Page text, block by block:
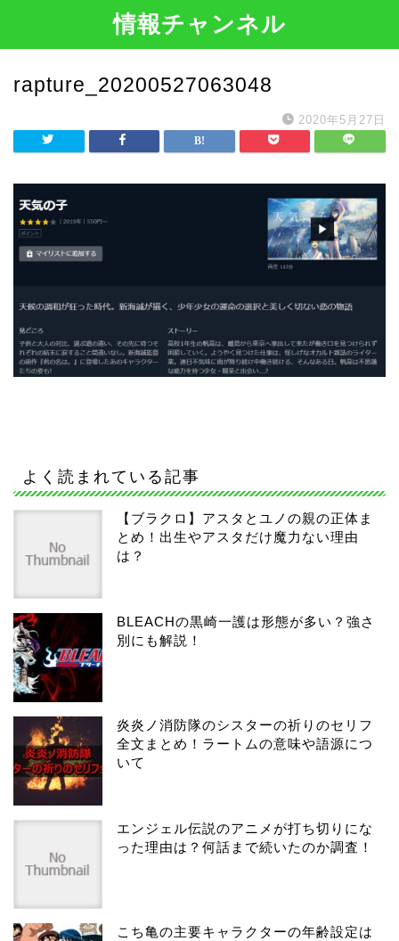
情報チャンネル
rapture_20200527063048
2020年5月27日
よく読まれている記事
【ブラクロ】アスタとユノの親の正体ま
とめ！出生やアスタだけ魔力ない理由
は？
BLEACHの黒崎一護は形態が多い？強さ
別にも解説！
炎炎ノ消防隊のシスターの祈りのセリフ
全文まとめ！ラートムの意味や語源につ
いて
エンジェル伝説のアニメが打ち切りにな
った理由は？何話まで続いたのか調査！
こち亀の主要キャラクターの年齢設定は